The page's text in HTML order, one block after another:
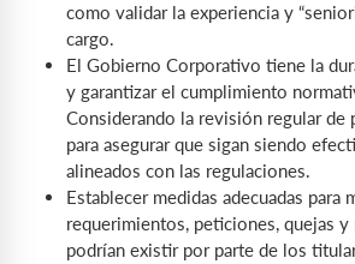
como validar la experiencia y
cargo.
El Gobierno Corporativo tiene la
y garantizar el cumplimiento
Considerando la revisión regular de
para asegurar que sigan siendo
alineados con las regulaciones.
Establecer medidas adecuadas para
requerimientos, peticiones, quejas y
podrían existir por parte de los